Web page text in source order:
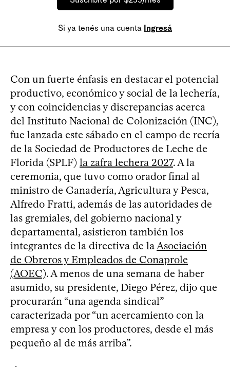
Si ya tenés una cuenta Ingresá
Con un fuerte énfasis en destacar el potencial
productivo, económico y social de la lechería,
y con coincidencias y discrepancias acerca
del Instituto Nacional de Colonización (INC),
fue lanzada este sábado en el campo de recría
de la Sociedad de Productores de Leche de
Florida (SPLF) la zafra lechera 2027. A la
ceremonia, que tuvo como orador final al
ministro de Ganadería, Agricultura y Pesca,
Alfredo Fratti, además de las autoridades de
las gremiales, del gobierno nacional y
departamental, asistieron también los
integrantes de la directiva de laAsociación
de Obreros y Empleados de Conaprole
(AOEC). A menos de una semana de haber
asumido, su presidente, Diego Pérez, dijo que
procurarán “una agenda sindical”
caracterizada por “un acercamiento con la
empresa y con los productores, desde el más
pequeño al de más arriba”.